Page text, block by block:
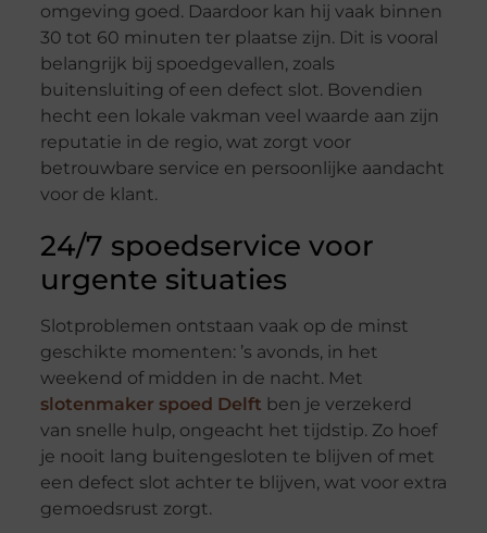
omgeving goed. Daardoor kan hij vaak binnen
30 tot 60 minuten ter plaatse zijn. Dit is vooral
belangrijk bij spoedgevallen, zoals
buitensluiting of een defect slot. Bovendien
hecht een lokale vakman veel waarde aan zijn
reputatie in de regio, wat zorgt voor
betrouwbare service en persoonlijke aandacht
voor de klant.
24/7 spoedservice voor
urgente situaties
Slotproblemen ontstaan vaak op de minst
geschikte momenten: ’s avonds, in het
weekend of midden in de nacht. Met
slotenmaker spoed Delft ben je verzekerd
van snelle hulp, ongeacht het tijdstip. Zo hoef
je nooit lang buitengesloten te blijven of met
een defect slot achter te blijven, wat voor extra
gemoedsrust zorgt.